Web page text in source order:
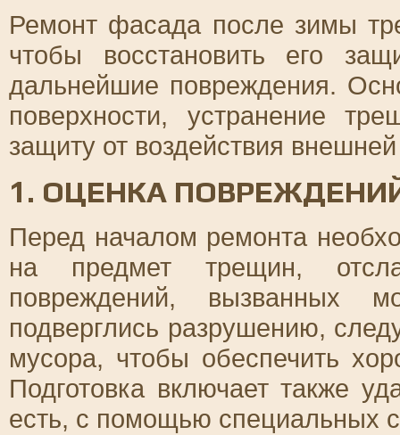
Ремонт фасада после зимы
чтобы восстановить его
дальнейшие повреждения.
поверхности, устранение
защиту от воздействия
1. ОЦЕНКА
Перед началом ремонта
на предмет трещин,
повреждений, вызванных
подверглись разрушению,
мусора, чтобы обеспечить
Подготовка включает также
есть, с помощью специальных